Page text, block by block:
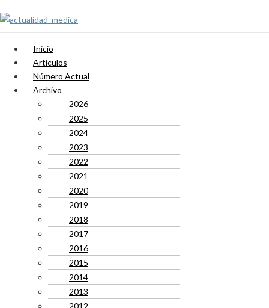
Inicio
Artículos
Número Actual
Archivo
2026
2025
2024
2023
2022
2021
2020
2019
2018
2017
2016
2015
2014
2013
2012